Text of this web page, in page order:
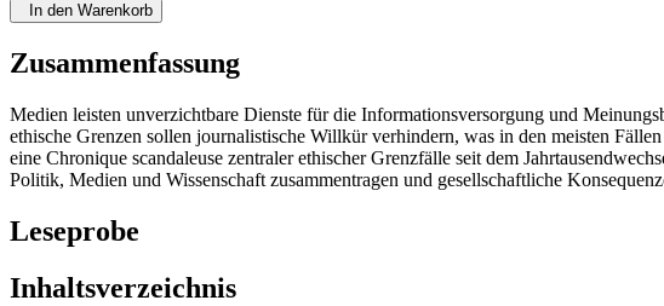
In den Warenkorb
Zusammenfassung
Medien leisten unverzichtbare Dienste für die Informationsversorgung und
ethische Grenzen sollen journalistische Willkür verhindern, was in den meisten
eine Chronique scandaleuse zentraler ethischer Grenzfälle seit dem
Politik, Medien und Wissenschaft zusammentragen und gesellschaftliche
Leseprobe
Inhaltsverzeichnis